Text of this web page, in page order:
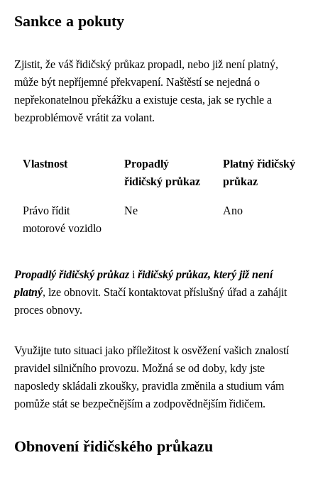
Sankce a pokuty
Zjistit, že váš řidičský průkaz propadl, nebo již není platný,
může být nepříjemné překvapení. Naštěstí se nejedná o
nepřekonatelnou překážku a existuje cesta, jak se rychle a
bezproblémově vrátit za volant.
Vlastnost
Propadlý
řidičský průkaz
Platný řidičský
průkaz
Právo řídit
motorové vozidlo
Ne Ano
Propadlý řidičský průkaz i řidičský průkaz, který již není
platný, lze obnovit. Stačí kontaktovat příslušný úřad a zahájit
proces obnovy.
Využijte tuto situaci jako příležitost k osvěžení vašich znalostí
pravidel silničního provozu. Možná se od doby, kdy jste
naposledy skládali zkoušky, pravidla změnila a studium vám
pomůže stát se bezpečnějším a zodpovědnějším řidičem.
Obnovení řidičského průkazu